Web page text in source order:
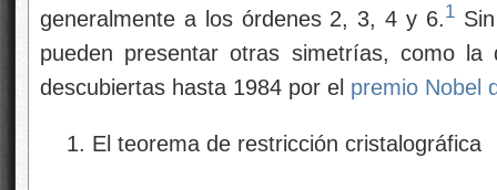
generalmente a los órdenes 2, 3, 4 y 6.1Sin
pueden presentar otras simetrías, como
descubiertas hasta 1984 por el premio Nobel
El teorema de restricción cristalográfica